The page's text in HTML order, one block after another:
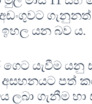
ගැනුනත්
යන බව ය.
යැවීම යනු
පත්
ලබා ගැනීම